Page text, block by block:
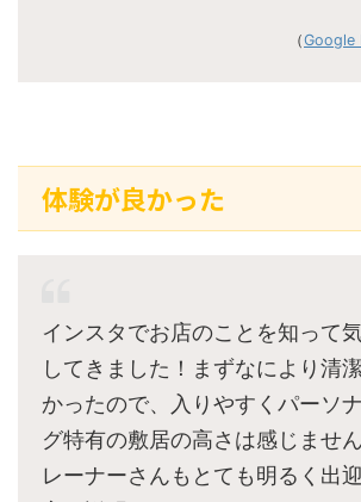
（Google
体験が良かった
インスタでお店のことを知って
してきました！まずなにより清
かったので、入りやすくパーソ
グ特有の敷居の高さは感じませ
レーナーさんもとても明るく出